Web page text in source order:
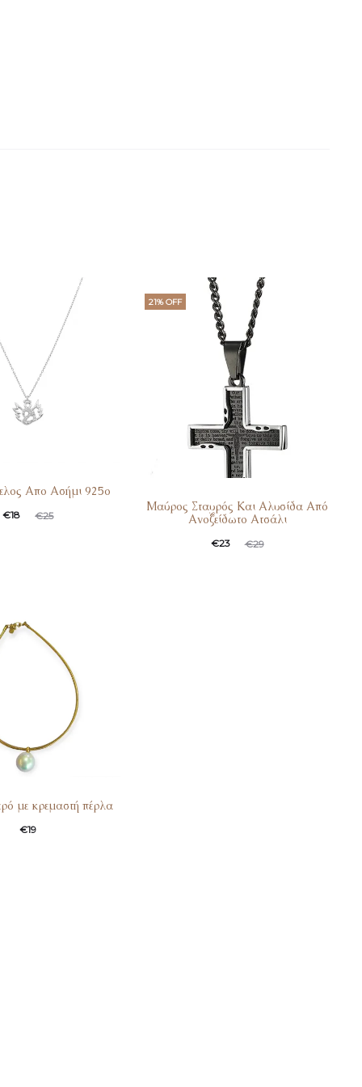
Απο Ασήμι 925ο
€25
€18
21% OFF
Μαύρος Σταυρός Και Αλυσίδα Από
Ανοξείδωτο Ατσάλι
€29
€23
με κρεμαστή πέρλα
€19